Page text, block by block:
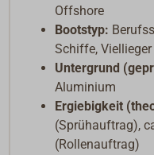
Offshore
Bootstyp:
Schiffe, Viellieger
Untergrund
Aluminium
Ergiebigkeit
(Sprühauftrag),
(Rollenauftrag)